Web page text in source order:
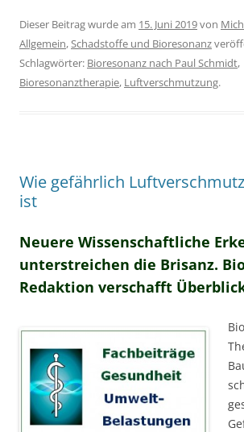
Dieser Beitrag wurde am 15. Juni 2019von
Allgemein,Schadstoffe und Bioresonanz
Schlagwörter: Bioresonanz nach Paul Schmidt,
Bioresonanztherapie, Luftverschmutzung.
Wie gefährlich
ist
Neuere Wissenschaftliche
unterstreichen die Brisanz.
Redaktion verschafft